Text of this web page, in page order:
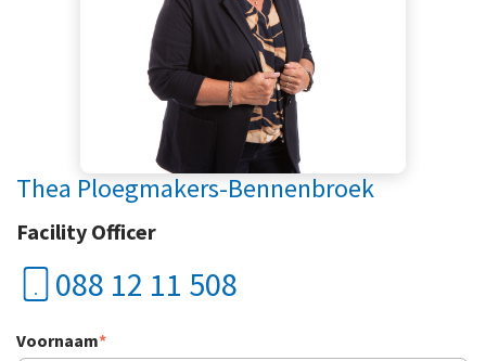
Thea Ploegmakers-Bennenbroek
Facility Officer
088 12 11 508
Voornaam*